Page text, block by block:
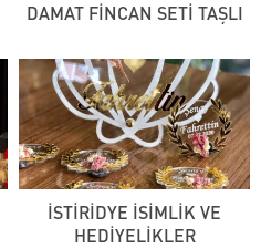
DAMAT FİNCAN SETİ TAŞLI
İSTİRİDYE İSİMLİK VE
HEDİYELİKLER